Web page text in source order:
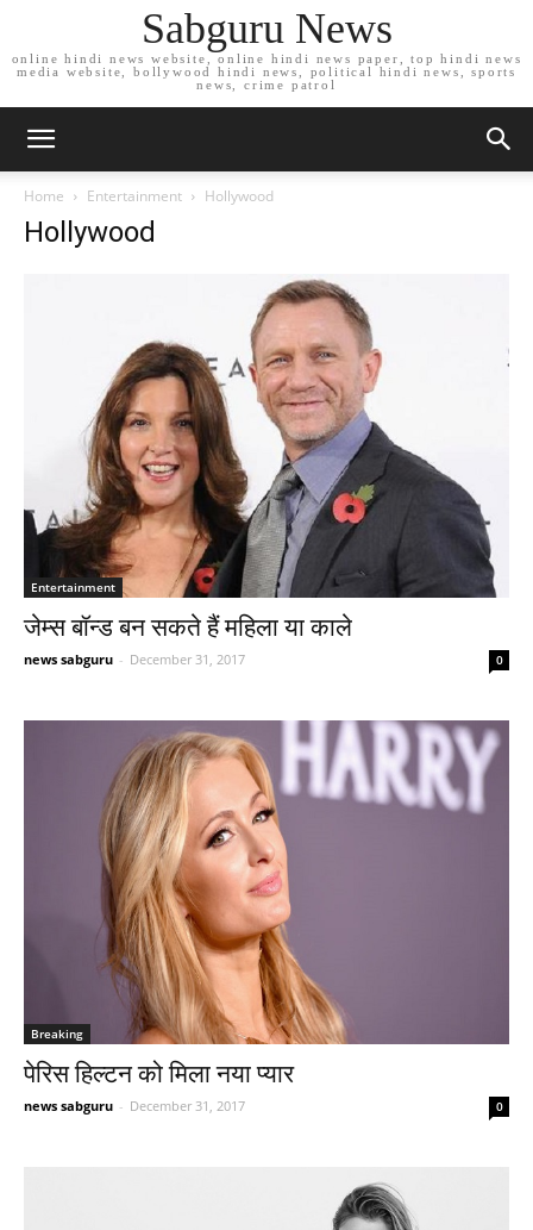
Sabguru News
online hindi news website, online hindi news paper, top hindi news
media website, bollywood hindi news, political hindi news, sports
news, crime patrol
Home Entertainment Hollywood
Hollywood
Entertainment
जेम्स बॉन्ड बन सकते हैं महिला या काले
news sabguru - December 31, 2017 0
Breaking
पेरिस हिल्टन को मिला नया प्यार
news sabguru - December 31, 2017 0